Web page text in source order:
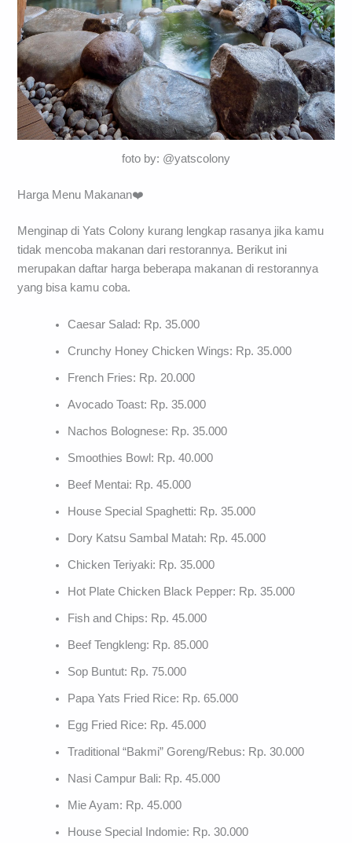
foto by: @yatscolony
Harga Menu Makanan❤️
Menginap di Yats Colony kurang lengkap rasanya jika kamu
tidak mencoba makanan dari restorannya. Berikut ini
merupakan daftar harga beberapa makanan di restorannya
yang bisa kamu coba.
Caesar Salad: Rp. 35.000
Crunchy Honey Chicken Wings: Rp. 35.000
French Fries: Rp. 20.000
Avocado Toast: Rp. 35.000
Nachos Bolognese: Rp. 35.000
Smoothies Bowl: Rp. 40.000
Beef Mentai: Rp. 45.000
House Special Spaghetti: Rp. 35.000
Dory Katsu Sambal Matah: Rp. 45.000
Chicken Teriyaki: Rp. 35.000
Hot Plate Chicken Black Pepper: Rp. 35.000
Fish and Chips: Rp. 45.000
Beef Tengkleng: Rp. 85.000
Sop Buntut: Rp. 75.000
Papa Yats Fried Rice: Rp. 65.000
Egg Fried Rice: Rp. 45.000
Traditional “Bakmi” Goreng/Rebus: Rp. 30.000
Nasi Campur Bali: Rp. 45.000
Mie Ayam: Rp. 45.000
House Special Indomie: Rp. 30.000